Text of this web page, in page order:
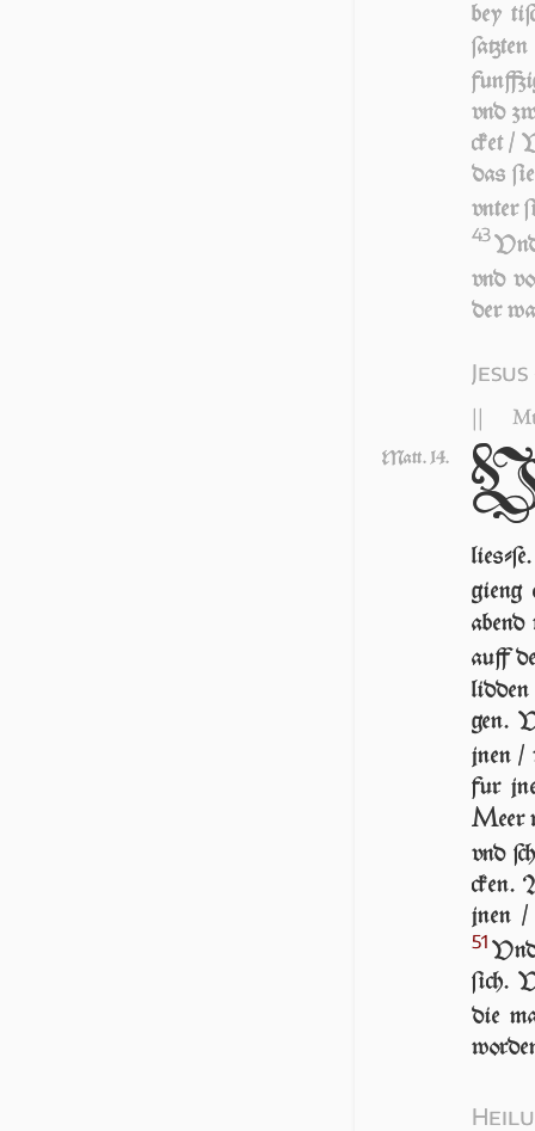
bey
vnd
cket /
das
vn­ter
43
vnd
der
||
Matt. 14.
gieng
auff
gen.
jnen /
fur
Meer
vnd
cken.
jnen /
51
ſich.
die